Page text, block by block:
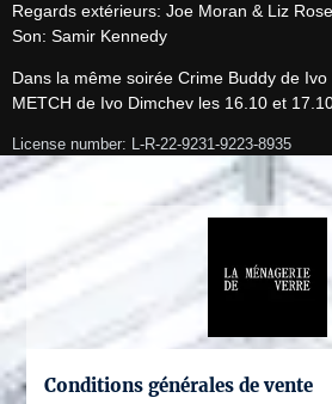
Regards extérieurs: Joe Moran & Liz
Son: Samir Kennedy
Dans la même soirée Crime Buddy de
METCH de Ivo Dimchev les 16.10 et
License number: L-R-22-9231-9223-8935
Conditions générales de vente